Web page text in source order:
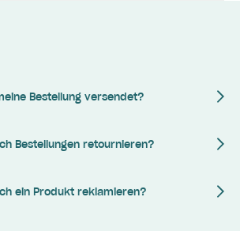
Bestellung versendet?
Bestellungen retournieren?
ein Produkt reklamieren?